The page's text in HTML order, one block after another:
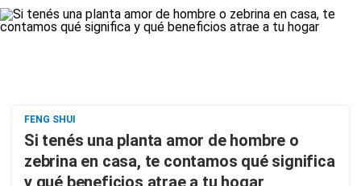
FENG SHUI
Si tenés una planta amor de hombre o
zebrina en casa, te contamos qué significa
y qué beneficios atrae a tu hogar